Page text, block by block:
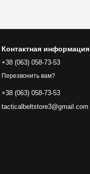
Контактная информация
+38 (063) 058-73-53
Перезвонить вам?
+38 (063) 058-73-53
tacticalbeltstore3@gmail.com